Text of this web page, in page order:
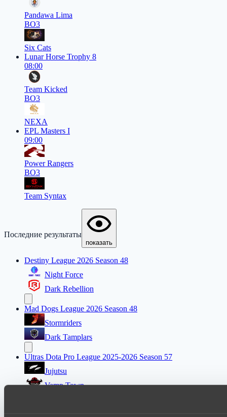
Pandawa Lima
BO3
Six Cats
Lunar Horse Trophy 8
08:00
Team Kicked
BO3
NEXA
EPL Masters I
09:00
Power Rangers
BO3
Team Syntax
Последние результаты
показать
Destiny League 2026 Season 48
Night Force
Dark Rebellion
Mad Dogs League 2026 Season 48
Stormriders
Dark Tamplars
Ultras Dota Pro League 2025-2026 Season 57
Jujutsu
Vamp Town